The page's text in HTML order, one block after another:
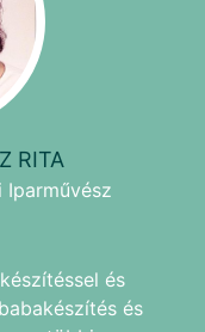
RITA
és
és